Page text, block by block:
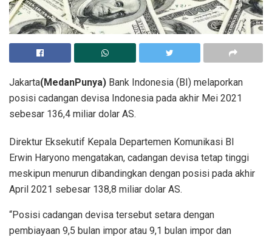
Jakarta(MedanPunya) Bank Indonesia (BI) melaporkan
posisi cadangan devisa Indonesia pada akhir Mei 2021
sebesar 136,4 miliar dolar AS.
Direktur Eksekutif Kepala Departemen Komunikasi BI
Erwin Haryono mengatakan, cadangan devisa tetap tinggi
meskipun menurun dibandingkan dengan posisi pada akhir
April 2021 sebesar 138,8 miliar dolar AS.
“Posisi cadangan devisa tersebut setara dengan
pembiayaan 9,5 bulan impor atau 9,1 bulan impor dan